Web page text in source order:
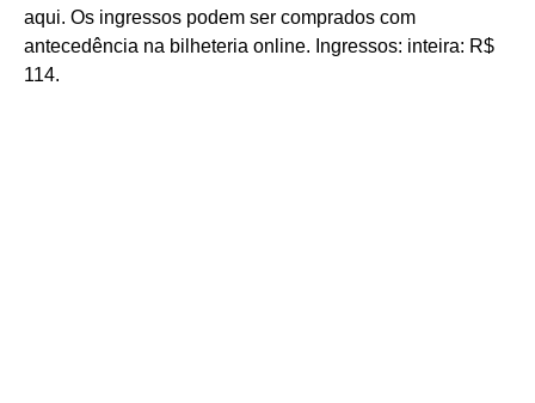
aqui. Os ingressos podem ser comprados com
antecedência na bilheteria online. Ingressos: inteira: R$
114.